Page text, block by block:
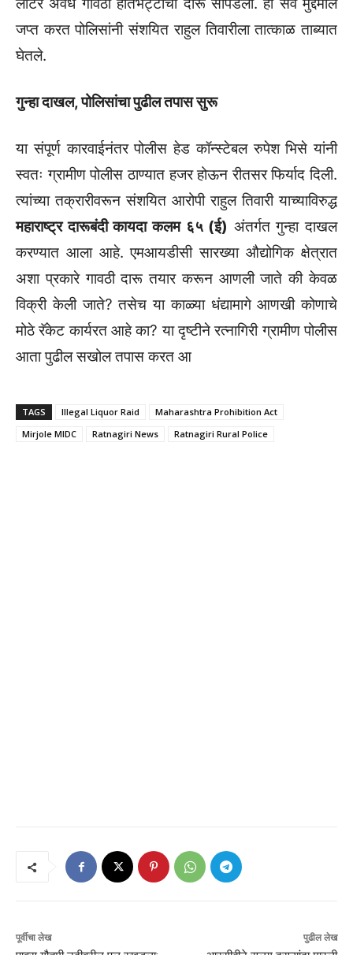
लीटर अवैध गावठी हातभट्टीची दारू सापडली. हा सर्व मुद्देमाल
जप्त करत पोलिसांनी संशयित राहुल तिवारीला तात्काळ ताब्यात
घेतले.
गुन्हा दाखल, पोलिसांचा पुढील तपास सुरू
या संपूर्ण कारवाईनंतर पोलीस हेड कॉन्स्टेबल रुपेश भिसे यांनी
स्वतः ग्रामीण पोलीस ठाण्यात हजर होऊन रीतसर फिर्याद दिली.
त्यांच्या तक्रारीवरून संशयित आरोपी राहुल तिवारी याच्याविरुद्ध
महाराष्ट्र दारूबंदी कायदा कलम ६५ (ई) अंतर्गत गुन्हा दाखल
करण्यात आला आहे. एमआयडीसी सारख्या औद्योगिक क्षेत्रात
अशा प्रकारे गावठी दारू तयार करून आणली जाते की केवळ
विक्री केली जाते? तसेच या काळ्या धंद्यामागे आणखी कोणाचे
मोठे रॅकेट कार्यरत आहे का? या दृष्टीने रत्नागिरी ग्रामीण पोलीस
आता पुढील सखोल तपास करत आ
TAGS Illegal Liquor Raid
Maharashtra Prohibition Act
Mirjole MIDC
Ratnagiri News Ratnagiri Rural Police
पूर्वीचा लेख पुढील लेख